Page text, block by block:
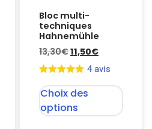
Bloc multi-
techniques
Hahnemühle
13,30€11,50€
4 avis
Choix des
options